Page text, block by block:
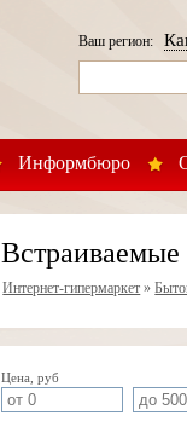
Информбюро
Ваш регион:
Интернет-гипермаркет »
Цена, руб